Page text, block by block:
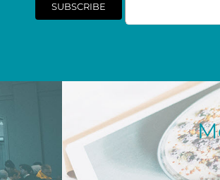
SUBSCRIBE